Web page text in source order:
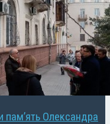
пам’ять Олександра